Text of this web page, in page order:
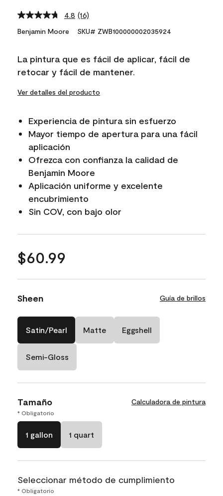
4.8 Read
16
Reviews.
link.
(16)
Benjamin Moore SKU# ZWB100000002035924
La pintura que es fácil de aplicar, fácil de
retocar y fácil de mantener.
Ver detalles del producto
Experiencia de pintura sin esfuerzo
Mayor tiempo de apertura para una fácil
aplicación
Ofrezca con confianza la calidad de
Benjamin Moore
Aplicación uniforme y excelente
encubrimiento
Sin COV, con bajo olor
$60.99
Sheen Guía de brillos
Satin/Pearl Matte Eggshell
Semi-Gloss
Tamaño Calculadora de pintura
* Obligatorio
1 gallon 1 quart
Seleccionar método de cumplimiento
* Obligatorio